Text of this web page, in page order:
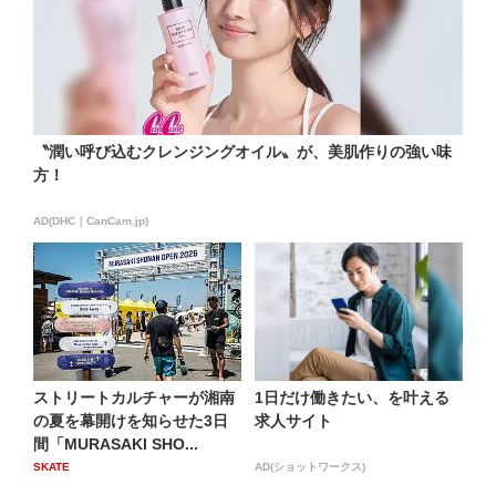
〝潤い呼び込むクレンジングオイル〟が、美肌作りの強い味
方！
AD(DHC｜CanCam.jp)
ストリートカルチャーが湘南
の夏を幕開けを知らせた3日
間「MURASAKI SHO...
SKATE
1日だけ働きたい、を叶える
求人サイト
AD(ショットワークス)